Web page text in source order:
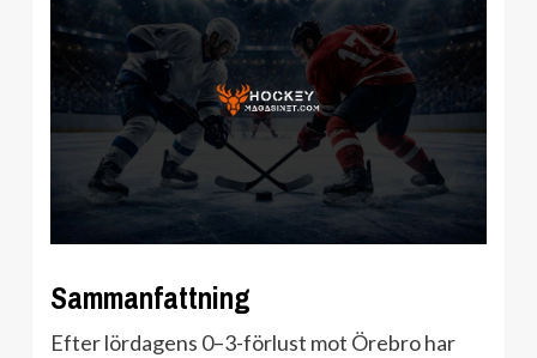
Sammanfattning
Efter lördagens 0–3-förlust mot Örebro har